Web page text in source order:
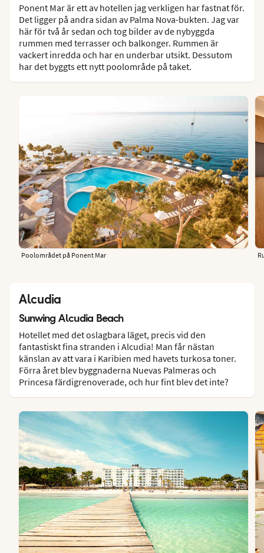
Ponent Mar är ett av hotellen jag verkligen har fastnat för.
Det ligger på andra sidan av Palma Nova-bukten. Jag var
här för två år sedan och tog bilder av de nybyggda
rummen med terrasser och balkonger. Rummen är
vackert inredda och har en underbar utsikt. Dessutom
har det byggts ett nytt poolområde på taket.
Poolområdet på Ponent Mar
Alcudia
Sunwing Alcudia Beach
Hotellet med det oslagbara läget, precis vid den
fantastiskt fina stranden i Alcudia! Man får nästan
känslan av att vara i Karibien med havets turkosa toner.
Förra året blev byggnaderna Nuevas Palmeras och
Princesa färdigrenoverade, och hur fint blev det inte?